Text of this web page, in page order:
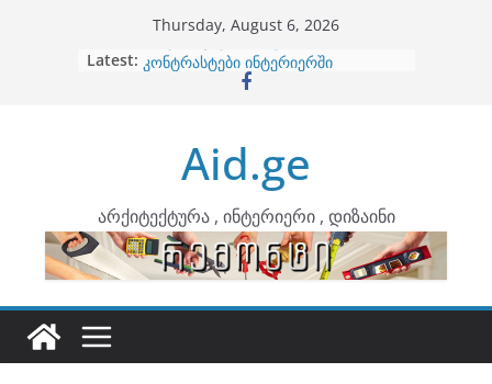
Thursday, August 6, 2026
Latest: ბინების გაერთიანება
კონტრასტები ინტერიერში
ინტერიერის დიზიანი
არტემიდი წარმოგიდგენთ
Aid.ge
არქიტექტურა , ინტერიერი , დიზაინი